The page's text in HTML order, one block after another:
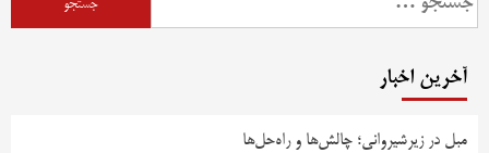
آخرین اخبار
مبل در زیرشیروانی؛ چالش‌ها و راه‌حل‌ها